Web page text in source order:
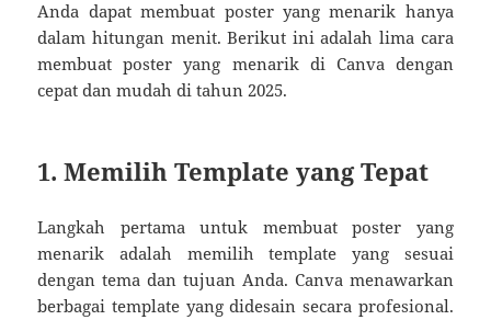
Anda dapat membuat poster yang menarik hanya
dalam hitungan menit. Berikut ini adalah lima cara
membuat poster yang menarik di Canva dengan
cepat dan mudah di tahun 2025.
1. Memilih Template yang Tepat
Langkah pertama untuk membuat poster yang
menarik adalah memilih template yang sesuai
dengan tema dan tujuan Anda. Canva menawarkan
berbagai template yang didesain secara profesional.